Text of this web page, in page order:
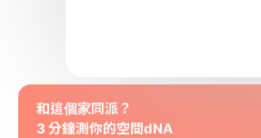
和這個家同派？
3 分鐘測你的空間dNA